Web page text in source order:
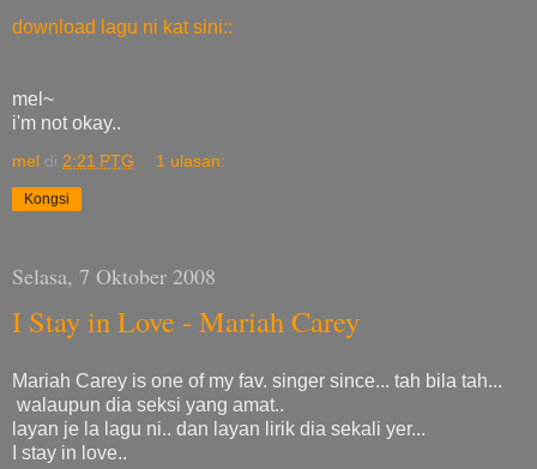
download lagu ni kat sini::
mel~
i'm not okay..
mel di 2:21 PTG 1 ulasan:
Kongsi
Selasa, 7 Oktober 2008
I Stay in Love - Mariah Carey
Mariah Carey is one of my fav. singer since... tah bila tah...
walaupun dia seksi yang amat..
layan je la lagu ni.. dan layan lirik dia sekali yer...
I stay in love..